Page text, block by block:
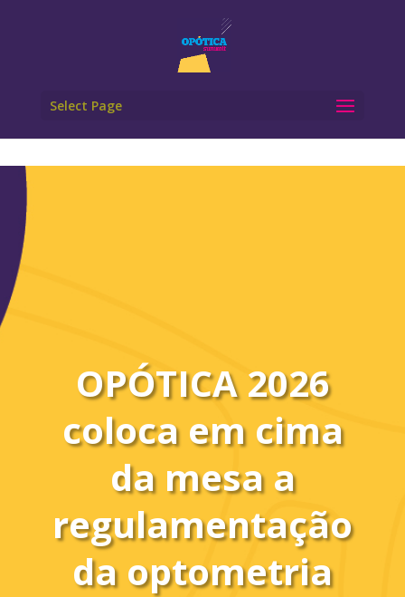
Select Page
OPÓTICA 2026
coloca em cima
da mesa a
regulamentação
da optometria